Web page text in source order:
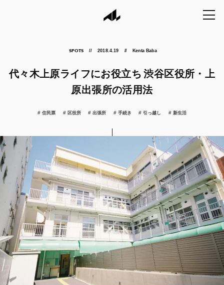
SPOTS 2018.4.19 Kenta Baba
代々木上原ライフにお役立ち 渋谷区役所・上
原出張所の活用法
住民票 区役所 出張所 手続き 引っ越し 新生活